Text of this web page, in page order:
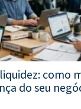
como
do seu